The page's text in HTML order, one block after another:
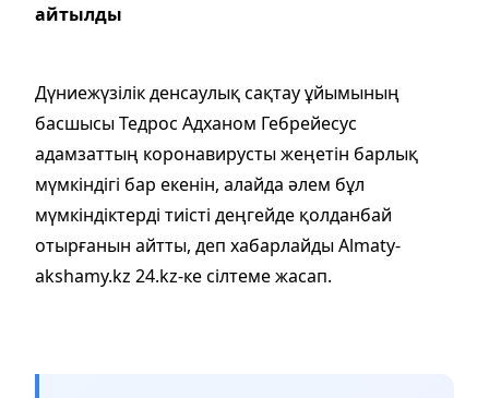
айтылды
Дүниежүзілік денсаулық сақтау ұйымының
басшысы Тедрос Адханом Гебрейесус
адамзаттың коронавирусты жеңетін барлық
мүмкіндігі бар екенін, алайда әлем бұл
мүмкіндіктерді тиісті деңгейде қолданбай
отырғанын айтты, деп хабарлайды Almaty-
akshamy.kz 24.kz-ке сілтеме жасап.